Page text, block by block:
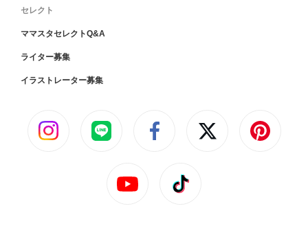
セレクト
ママスタセレクトQ&A
ライター募集
イラストレーター募集